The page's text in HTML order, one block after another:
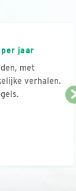
jaar
met
verhalen.